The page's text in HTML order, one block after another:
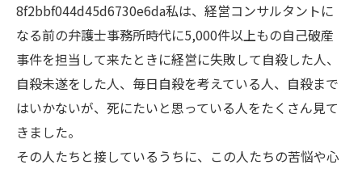
8f2bbf044d45d6730e6da私は、経営コンサルタントに
なる前の弁護士事務所時代に5,000件以上もの自己破産
事件を担当して来たときに経営に失敗して自殺した人、
自殺未遂をした人、毎日自殺を考えている人、自殺まで
はいかないが、死にたいと思っている人をたくさん見て
きました。
その人たちと接しているうちに、この人たちの苦悩や心